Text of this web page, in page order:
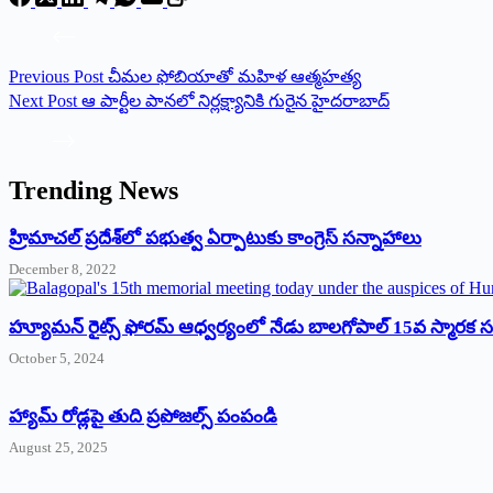
Previous Post చీమల ఫోబియాతో మహిళ ఆత్మహత్య
Next Post ఆ పార్టీల పానలో నిర్లక్ష్యానికి గురైన హైదరాబాద్‌
Trending News
‌హ్రిమాచల్‌ ‌ప్రదేశ్‌లో పభుత్వ ఏర్పాటుకు కాంగ్రెస్‌ ‌సన్నాహాలు
December 8, 2022
హ్యూమన్‌ రైట్స్‌ ఫోరమ్‌ ఆధ్వర్యంలో నేడు బాలగోపాల్‌ 15వ స్మారక
October 5, 2024
హ్యామ్‌ రోడ్లపై తుది ప్రపోజల్స్‌ పంపండి
August 25, 2025